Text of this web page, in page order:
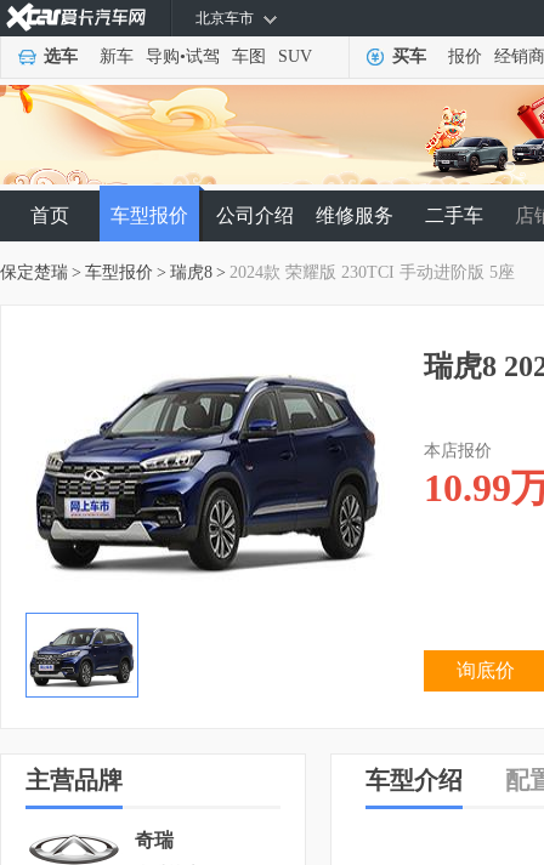
北京车市
选车 新车 导购•试驾 车图 SUV 买车 报价 经销商
首页 车型报价 公司介绍 维修服务 二手车 店
保定楚瑞 > 车型报价 > 瑞虎8 > 2024款 荣耀版 230TCI 手动进阶版 5座
瑞虎8
本店报价
10.99
询底价
主营品牌
奇瑞
车型介绍 配